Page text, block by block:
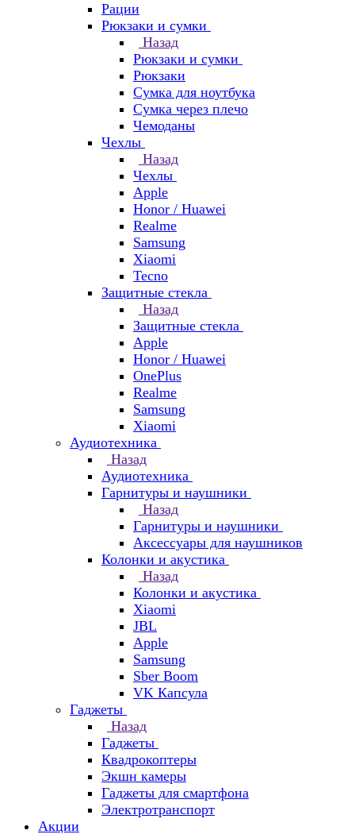
Рации
Рюкзаки и сумки
Назад
Рюкзаки и сумки
Рюкзаки
Сумка для ноутбука
Сумка через плечо
Чемоданы
Чехлы
Назад
Чехлы
Apple
Honor / Huawei
Realme
Samsung
Xiaomi
Tecno
Защитные стекла
Назад
Защитные стекла
Apple
Honor / Huawei
OnePlus
Realme
Samsung
Xiaomi
Аудиотехника
Назад
Аудиотехника
Гарнитуры и наушники
Назад
Гарнитуры и наушники
Аксессуары для наушников
Колонки и акустика
Назад
Колонки и акустика
Xiaomi
JBL
Apple
Samsung
Sber Boom
VK Капсула
Гаджеты
Назад
Гаджеты
Квадрокоптеры
Экшн камеры
Гаджеты для смартфона
Электротранспорт
Акции